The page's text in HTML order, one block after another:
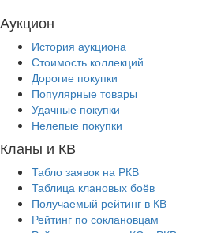
Аукцион
История аукциона
Стоимость коллекций
Дорогие покупки
Популярные товары
Удачные покупки
Нелепые покупки
Кланы и КВ
Табло заявок на РКВ
Таблица клановых боёв
Получаемый рейтинг в КВ
Рейтинг по соклановцам